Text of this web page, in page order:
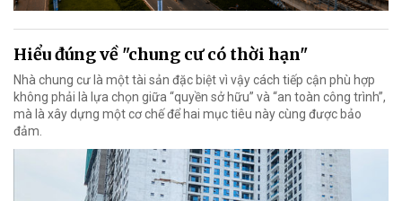
Hiểu đúng về "chung cư có thời hạn"
Nhà chung cư là một tài sản đặc biệt vì vậy cách tiếp cận phù hợp
không phải là lựa chọn giữa “quyền sở hữu” và “an toàn công trình”,
mà là xây dựng một cơ chế để hai mục tiêu này cùng được bảo
đảm.